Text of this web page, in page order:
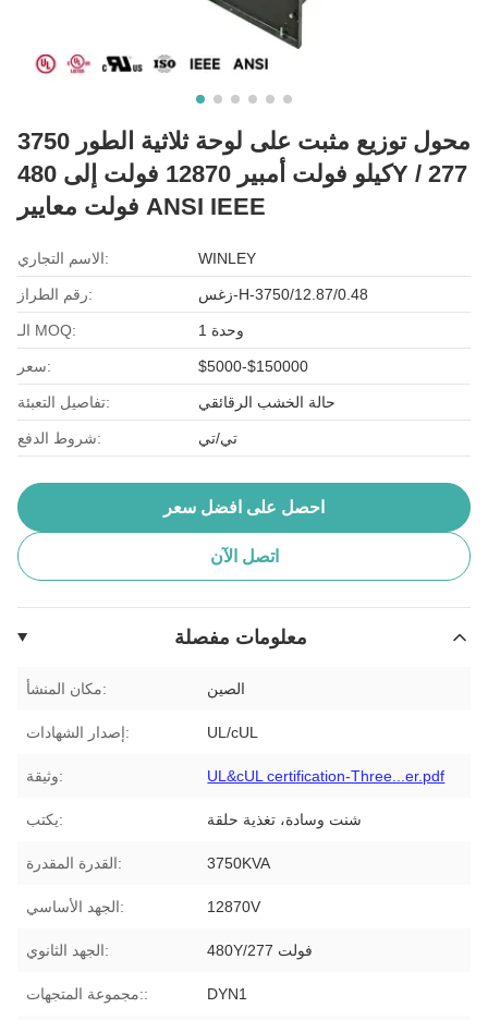
محول توزيع مثبت على لوحة ثلاثية الطور 3750
كيلو فولت أمبير 12870 فولت إلى 480Y / 277
فولت معايير ANSI IEEE
الاسم التجاري: WINLEY
رقم الطراز: زغس-H-3750/12.87/0.48
الـ MOQ: 1 وحدة
سعر: $5000-$150000
تفاصيل التعبئة: حالة الخشب الرقائقي
شروط الدفع: تي/تي
احصل على افضل سعر
اتصل الآن
معلومات مفصلة
مكان المنشأ: الصين
إصدار الشهادات: UL/cUL
وثيقة: UL&cUL certification-Three...er.pdf
يكتب: شنت وسادة، تغذية حلقة
القدرة المقدرة: 3750KVA
الجهد الأساسي: 12870V
الجهد الثانوي: 480Y/277 فولت
مجموعة المتجهات:: DYN1